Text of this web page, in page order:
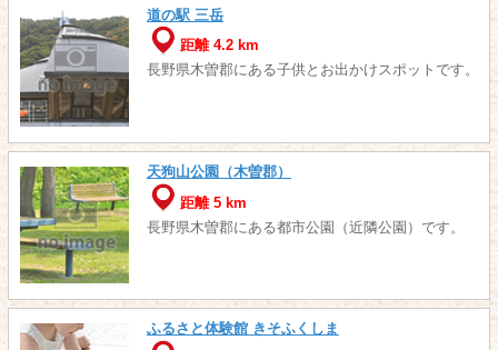
道の駅 三岳
距離 4.2 km
長野県木曽郡にある子供とお出かけスポットです。
天狗山公園（木曽郡）
距離 5 km
長野県木曽郡にある都市公園（近隣公園）です。
ふるさと体験館 きそふくしま